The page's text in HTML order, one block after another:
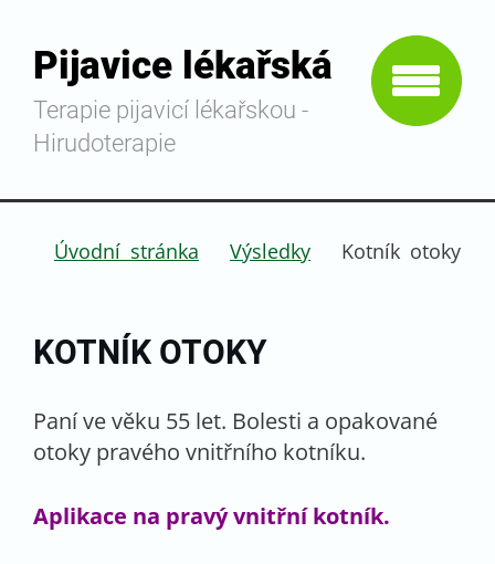
Pijavice lékařská
Terapie pijavicí lékařskou -
Hirudoterapie
Úvodní stránka Výsledky Kotník otoky
KOTNÍK OTOKY
Paní ve věku 55 let. Bolesti a opakované
otoky pravého vnitřního kotníku.
Aplikace na pravý vnitřní kotník.